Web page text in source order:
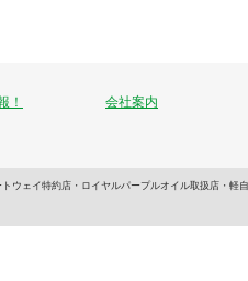
！ 会社案内
ェイ特約店・ロイヤルパープルオイル取扱店・軽